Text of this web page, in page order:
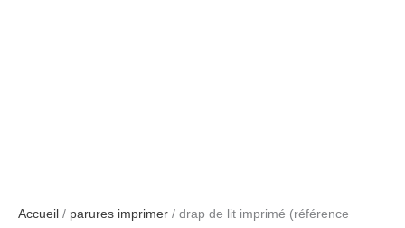
Accueil / parures imprimer / drap de lit imprimé (référence